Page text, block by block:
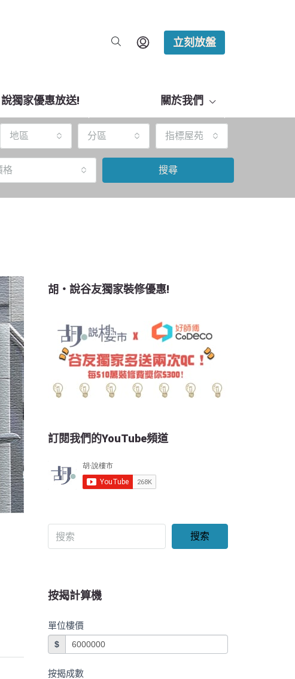
立刻放盤
獨家優惠放送! 關於我們
地區 分區 指標屋苑
格 搜尋
胡‧說谷友獨家裝修優惠!
訂閱我們的YouTube頻道
搜索
按揭計算機
單位樓價
$
按揭成數